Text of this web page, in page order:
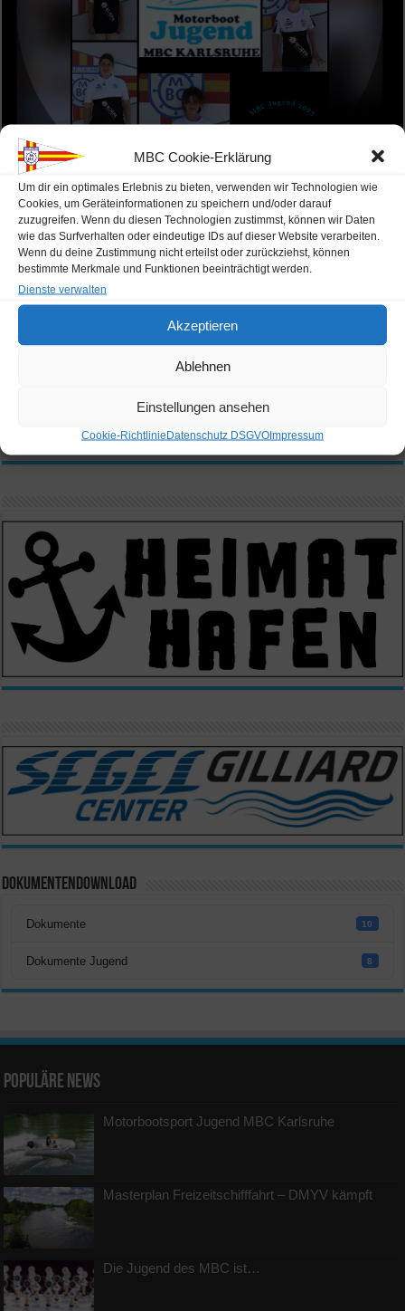
MBC Cookie-Erklärung
Um dir ein optimales Erlebnis zu bieten, verwenden wir Technologien wie
Cookies, um Geräteinformationen zu speichern und/oder darauf
zuzugreifen. Wenn du diesen Technologien zustimmst, können wir Daten
wie das Surfverhalten oder eindeutige IDs auf dieser Website verarbeiten.
Wenn du deine Zustimmung nicht erteilst oder zurückziehst, können
bestimmte Merkmale und Funktionen beeinträchtigt werden.
Dienste verwalten
Akzeptieren
Ablehnen
Einstellungen ansehen
Cookie-RichtlinieDatenschutz DSGVOImpressum
Unsere Sponsoren der Jugend
Dokumentendownload
Dokumente 10
Dokumente Jugend 8
Populäre News
Motorbootsport Jugend MBC Karlsruhe
Masterplan Freizeitschifffahrt – DMYV kämpft
Die Jugend des MBC ist…